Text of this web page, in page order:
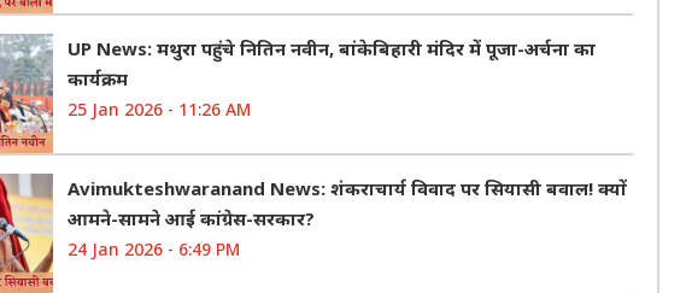
UP News: मथुरा पहुंचे नितिन नवीन, बांकेबिहारी मंदिर में पूजा-अर्चना का
कार्यक्रम
25 Jan 2026 - 11:26 AM
Avimukteshwaranand News: शंकराचार्य विवाद पर सियासी बवाल! क्यों
आमने-सामने आई कांग्रेस-सरकार?
24 Jan 2026 - 6:49 PM